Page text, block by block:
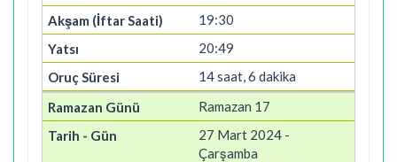
19:30
20:49
14 saat, 6 dakika
Ramazan 17
27 Mart 2024 -
Çarşamba